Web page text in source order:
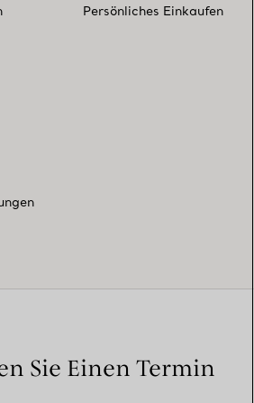
Persönliches Einkaufen
Sie Einen Termin